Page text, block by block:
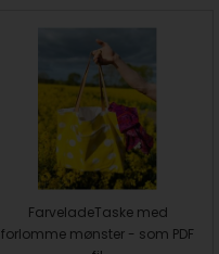
FarveladeTaske med
forlomme mønster - som PDF